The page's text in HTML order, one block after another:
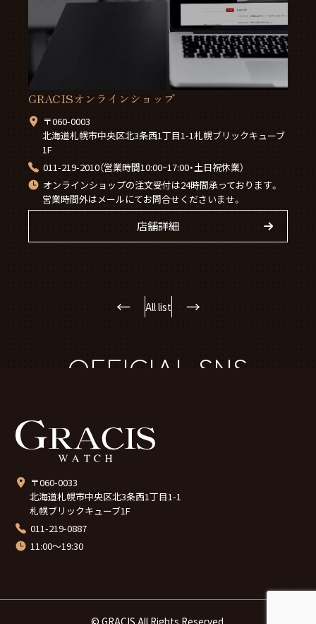
GRACISオンラインショップ
〒060-0003
北海道札幌市中央区北3条西1丁目1-1札幌ブリックキューブ
1F
011-219-2010（営業時間10:00~17:00・土日祝休業）
オンラインショップの注文受付は24時間承っております。
営業時間外はメールにてお問合せくださいませ。
店舗詳細
← All list →
OFFICIAL SNS
〒060-0033
北海道札幌市中央区北3条西1丁目1-1
札幌ブリックキューブ1F
011-219-0887
11:00～19:30
© GRACIS All Rights Reserved.